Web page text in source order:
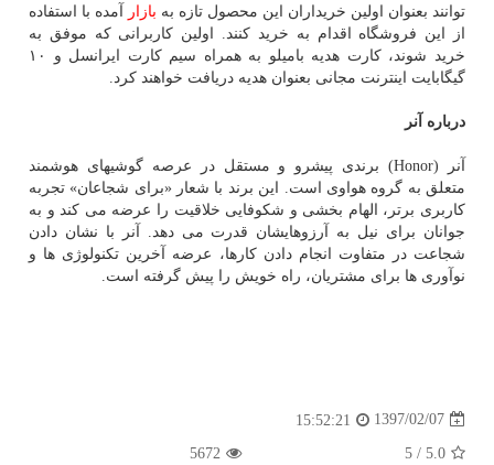
توانند بعنوان اولین خریداران این محصول تازه به بازار
آمده با استفاده
از این فروشگاه اقدام به خرید كنند. اولین كاربرانی كه موفق به
خرید شوند، كارت هدیه بامیلو به همراه سیم كارت ایرانسل و ۱۰
گیگابایت اینترنت مجانی بعنوان هدیه دریافت خواهند كرد.
درباره آنر
آنر (Honor) برندی پیشرو و مستقل در عرصه گوشیهای هوشمند
متعلق به گروه هواوی است. این برند با شعار «برای شجاعان» تجربه
كاربری برتر، الهام بخشی و شكوفایی خلاقیت را عرضه می كند و به
جوانان برای نیل به آرزوهایشان قدرت می دهد. آنر با نشان دادن
شجاعت در متفاوت انجام دادن كارها، عرضه آخرین تكنولوژی ها و
نوآوری ها برای مشتریان، راه خویش را پیش گرفته است.
1397/02/07
15:52:21
5.0
/
5
5672